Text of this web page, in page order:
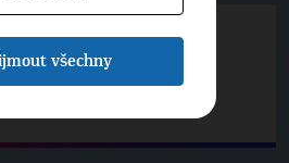
o extremismu.
všechny